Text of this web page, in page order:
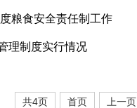
粮食安全责任制工作
理制度实行情况
共4页 首页 上一页